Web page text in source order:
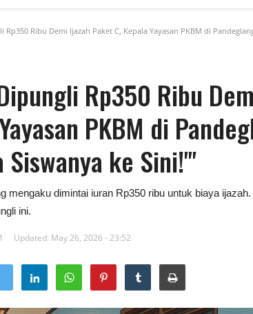
Rp350 Ribu Demi Ijazah Paket C, Kepala Yayasan PKBM di
Rp350 Ribu
PKBM di
Siswanya ke Sini!'"
mengaku dimintai iuran Rp350 ribu untuk biaya
ini.
Updated: May 26, 2026 - 23:52